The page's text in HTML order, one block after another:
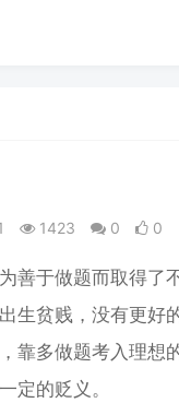
1423 0 0
善于做题而取得了
生贫贱，没有更好
靠多做题考入理想
定的贬义。